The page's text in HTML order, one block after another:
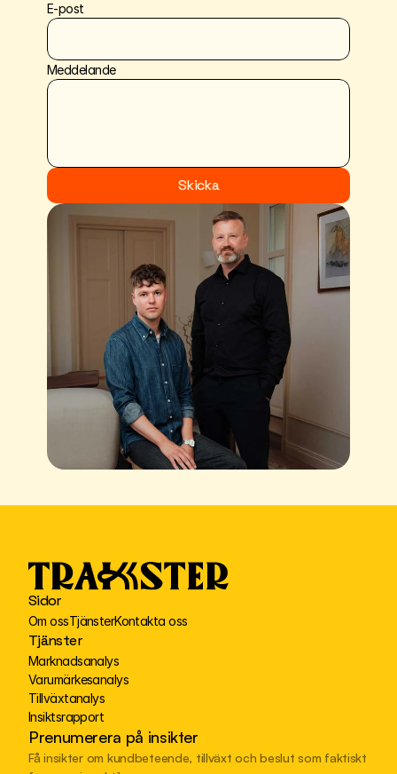
E-post
Meddelande
Skicka
Prenumerera på insikter
Få insikter om kundbeteende, tillväxt och beslut som faktiskt
Sidor
Om ossTjänsterKontakta oss
Tjänster
Marknadsanalys
Varumärkesanalys
Tillväxtanalys
Insiktsrapport